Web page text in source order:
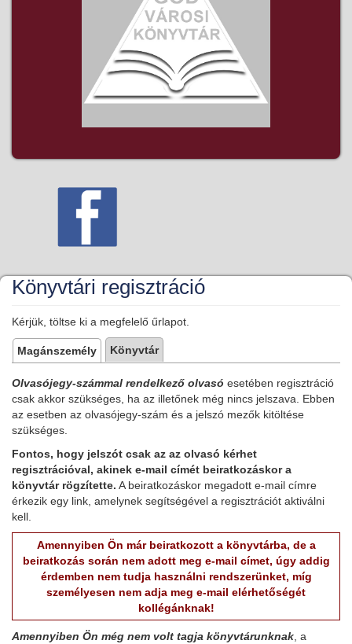
Könyvtári regisztráció
Kérjük, töltse ki a megfelelő űrlapot.
Magánszemély Könyvtár
Olvasójegy-számmal rendelkező olvasó esetében regisztráció
csak akkor szükséges, ha az illetőnek még nincs jelszava. Ebben
az esetben az olvasójegy-szám és a jelszó mezők kitöltése
szükséges.
Fontos, hogy jelszót csak az az olvasó kérhet
regisztrációval, akinek e-mail címét beiratkozáskor a
könyvtár rögzítette. A beiratkozáskor megadott e-mail címre
érkezik egy link, amelynek segítségével a regisztrációt aktiválni
kell.
Amennyiben Ön már beiratkozott a könyvtárba, de a
beiratkozás során nem adott meg e-mail címet, úgy addig
érdemben nem tudja használni rendszerünket, míg
személyesen nem adja meg e-mail elérhetőségét
kollégánknak!
Amennyiben Ön még nem volt tagja könyvtárunknak, a